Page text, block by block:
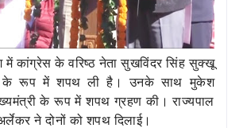
में कांग्रेस के वरिष्ठ नेता सुखविंदर सिंह सुक्खू
के रूप में शपथ ली है। उनके साथ मुकेश
के रूप में शपथ ग्रहण की। राज्यपाल
ने दोनों को शपथ दिलाई।